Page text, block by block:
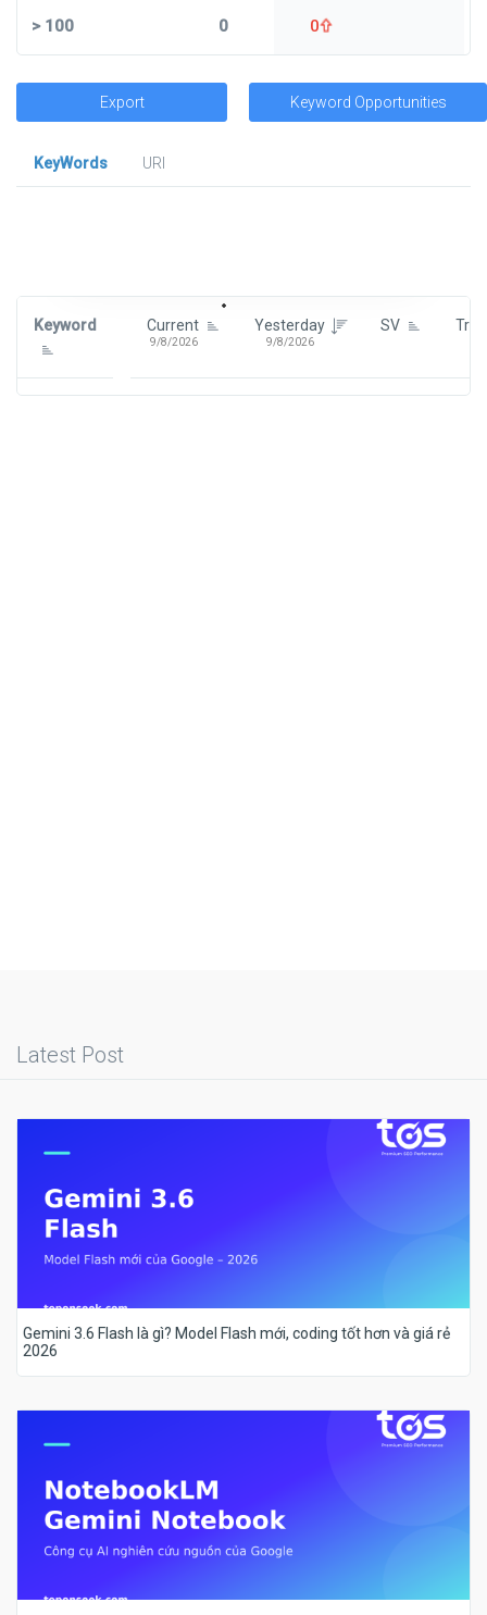
>100 0 0
Export Keyword Opportunities
KeyWords
URl
Keyword Current
9/8/2026
Yesterday
9/8/2026
SV
Latest Post
Gemini 3.6 Flash là gì? Model Flash mới, coding tốt hơn và giá rẻ
2026